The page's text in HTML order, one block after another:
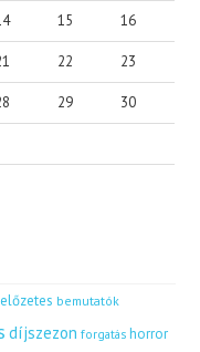
15 16
22 23
29 30
bemutatók
díjszezon forgatás horror